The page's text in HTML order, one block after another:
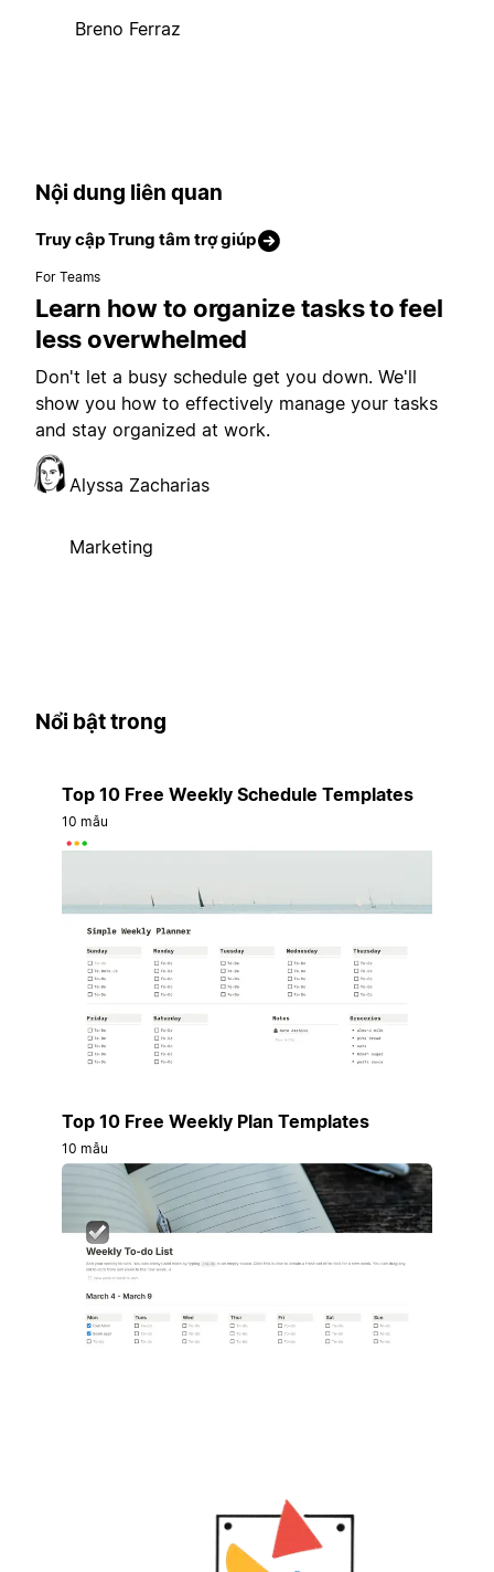
Breno Ferraz
Nội dung liên quan
Truy cập Trung tâm trợ giúp
For Teams
Learn how to organize tasks to feel
less overwhelmed
Don't let a busy schedule get you down. We'll
show you how to effectively manage your tasks
and stay organized at work.
Alyssa Zacharias
Marketing
Nổi bật trong
Top 10 Free Weekly Schedule Templates
10 mẫu
Top 10 Free Weekly Plan Templates
10 mẫu